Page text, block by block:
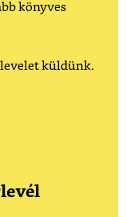
könyves
küldünk.